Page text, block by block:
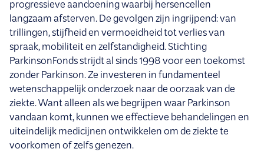
progressieve aandoening waarbij hersencellen
langzaam afsterven. De gevolgen zijn ingrijpend: van
trillingen, stijfheid en vermoeidheid tot verlies van
spraak, mobiliteit en zelfstandigheid. Stichting
ParkinsonFonds strijdt al sinds 1998 voor een toekomst
zonder Parkinson. Ze investeren in fundamenteel
wetenschappelijk onderzoek naar de oorzaak van de
ziekte. Want alleen als we begrijpen waar Parkinson
vandaan komt, kunnen we effectieve behandelingen en
uiteindelijk medicijnen ontwikkelen om de ziekte te
voorkomen of zelfs genezen.